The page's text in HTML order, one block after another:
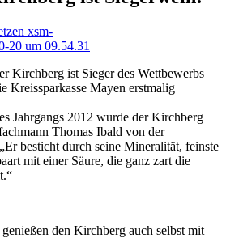
Kirchberg ist Sieger des Wettbewerbs
Kreissparkasse Mayen erstmalig
Jahrgangs 2012 wurde der Kirchberg
Thomas Ibald von der
besticht durch seine Mineralität, feinste
mit einer Säure, die ganz zart die
den Kirchberg auch selbst mit